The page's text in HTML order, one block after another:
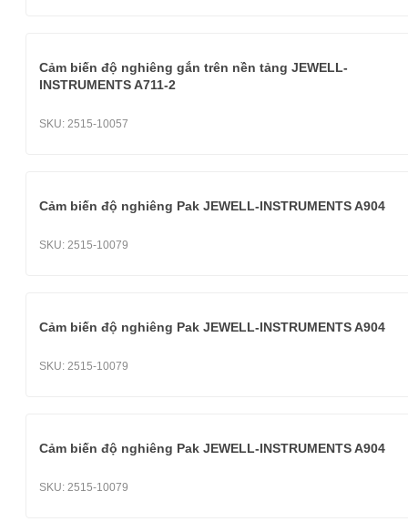
Cảm biến độ nghiêng gắn trên nền tảng JEWELL-
INSTRUMENTS A711-2
SKU: 2515-10057
Cảm biến độ nghiêng Pak JEWELL-INSTRUMENTS A904
SKU: 2515-10079
Cảm biến độ nghiêng Pak JEWELL-INSTRUMENTS A904
SKU: 2515-10079
Cảm biến độ nghiêng Pak JEWELL-INSTRUMENTS A904
SKU: 2515-10079